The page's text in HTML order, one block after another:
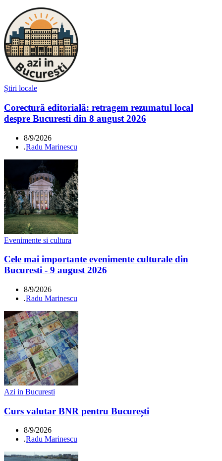
Știri locale
Corectură editorială: retragem rezumatul local
despre Bucuresti din 8 august 2026
8/9/2026
.Radu Marinescu
Evenimente si cultura
Cele mai importante evenimente culturale din
Bucuresti - 9 august 2026
8/9/2026
.Radu Marinescu
Azi in Bucuresti
Curs valutar BNR pentru București
8/9/2026
.Radu Marinescu